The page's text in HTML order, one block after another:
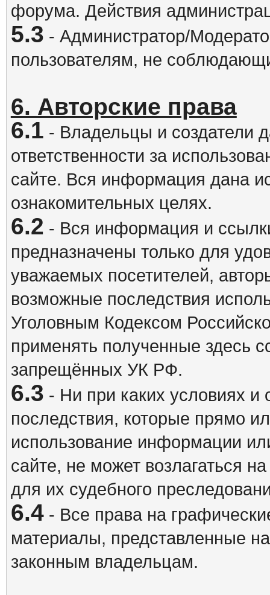
форума. Действия
5.3 - Администратор/
пользователям, не
6. Авторские права
6.1 - Владельцы и создатели
ответственности за
сайте. Вся информация дана
ознакомительных целях.
6.2 - Вся информация и
предназначены только для
уважаемых посетителей,
возможные последствия
Уголовным Кодексом
применять полученные здесь
запрещённых УК РФ.
6.3 - Ни при каких условиях и
последствия, которые прямо
использование информации
сайте, не может возлагаться
для их судебного
6.4- Все права на
материалы, представленные
законным владельцам.